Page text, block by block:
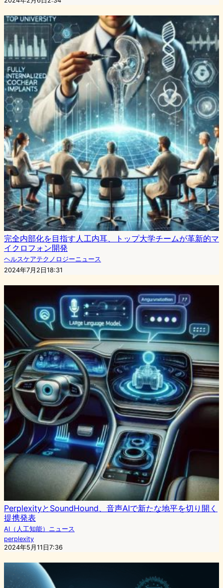
完全内部化を目指す人工内耳、トップ大学チームが革新的マ
イクロフォン開発
ヘルスケアテクノロジーニュース
2024年7月2日18:31
PerplexityとSoundHound、音声AIで新たな地平を切り開く
提携発表
AI（人工知能）ニュース
perplexity
2024年5月11日7:36